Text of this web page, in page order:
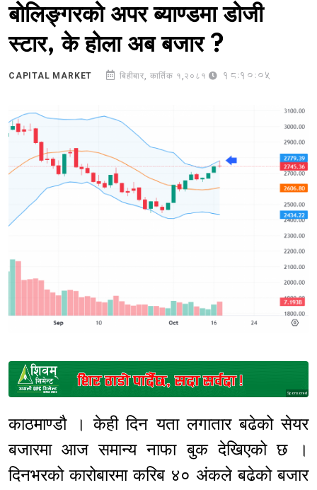
बोलिङ्गरको अपर ब्याण्डमा डोजी
स्टार, के होला अब बजार ?
CAPITAL MARKET बिहीबार, कार्तिक १,२०८१ 18:10:05
Sponsored
काठमाण्डौ । केही दिन यता लगातार बढेको सेयर
बजारमा आज समान्य नाफा बुक देखिएको छ ।
दिनभरको कारोबारमा करिब ४० अंकले बढेको बजार